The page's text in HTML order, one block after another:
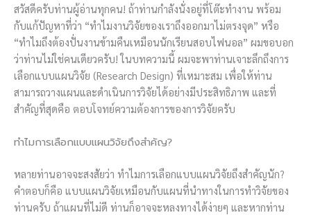
สวัสดีครับท่านผู้อ่านทุกคน! ถ้าท่านกำลังนั่งอยู่ที่โต๊ะทำงาน พร้อม
กับแก้ปัญหาที่ว่า “ทำไมงานวิจัยของเราถึงออกมาไม่ตรงจุด” หรือ
“ทำไมถึงต้องปั่นงานข้ามคืนเหมือนนักเรียนสอบไฟนอล” ผมขอบอก
ว่าท่านไม่ใช่คนเดียวครับ! ในบทความนี้ ผมจะพาท่านเจาะลึกถึงการ
เลือกแบบแผนวิจัย (Research Design) ที่เหมาะสม เพื่อให้ท่าน
สามารถวางแผนและดำเนินการวิจัยได้อย่างมีประสิทธิภาพ และที่
สำคัญที่สุดคือ ตอบโจทย์ความต้องการของการวิจัยครับ
ทำไมการเลือกแบบแผนวิจัยถึงสำคัญ?
หลายท่านอาจจะสงสัยว่า ทำไมการเลือกแบบแผนวิจัยถึงสำคัญนัก?
คำตอบก็คือ แบบแผนวิจัยเหมือนกับแผนที่นำทางในการทำวิจัยของ
ท่านครับ ถ้าแผนที่ไม่ดี ท่านก็อาจจะหลงทางได้ง่ายๆ และหากท่าน